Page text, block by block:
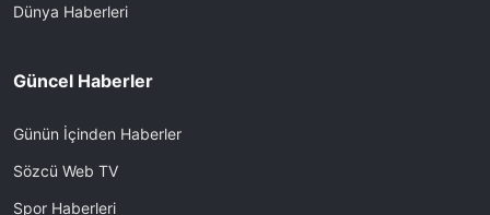
Dünya Haberleri
Güncel Haberler
Günün İçinden Haberler
Sözcü Web TV
Spor Haberleri